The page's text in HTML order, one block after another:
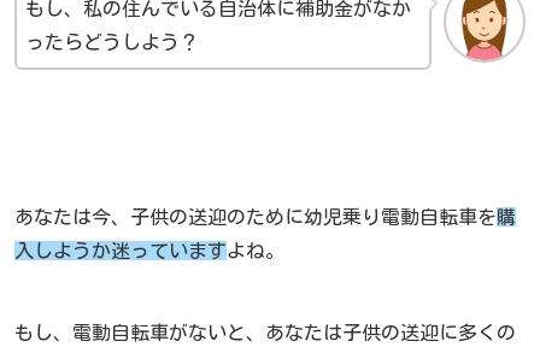
もし、私の住んでいる自治体に補助金がなか
ったらどうしよう？
あなたは今、子供の送迎のために幼児乗り電動自転車を購
入しようか迷っていますよね。
もし、電動自転車がないと、あなたは子供の送迎に多くの